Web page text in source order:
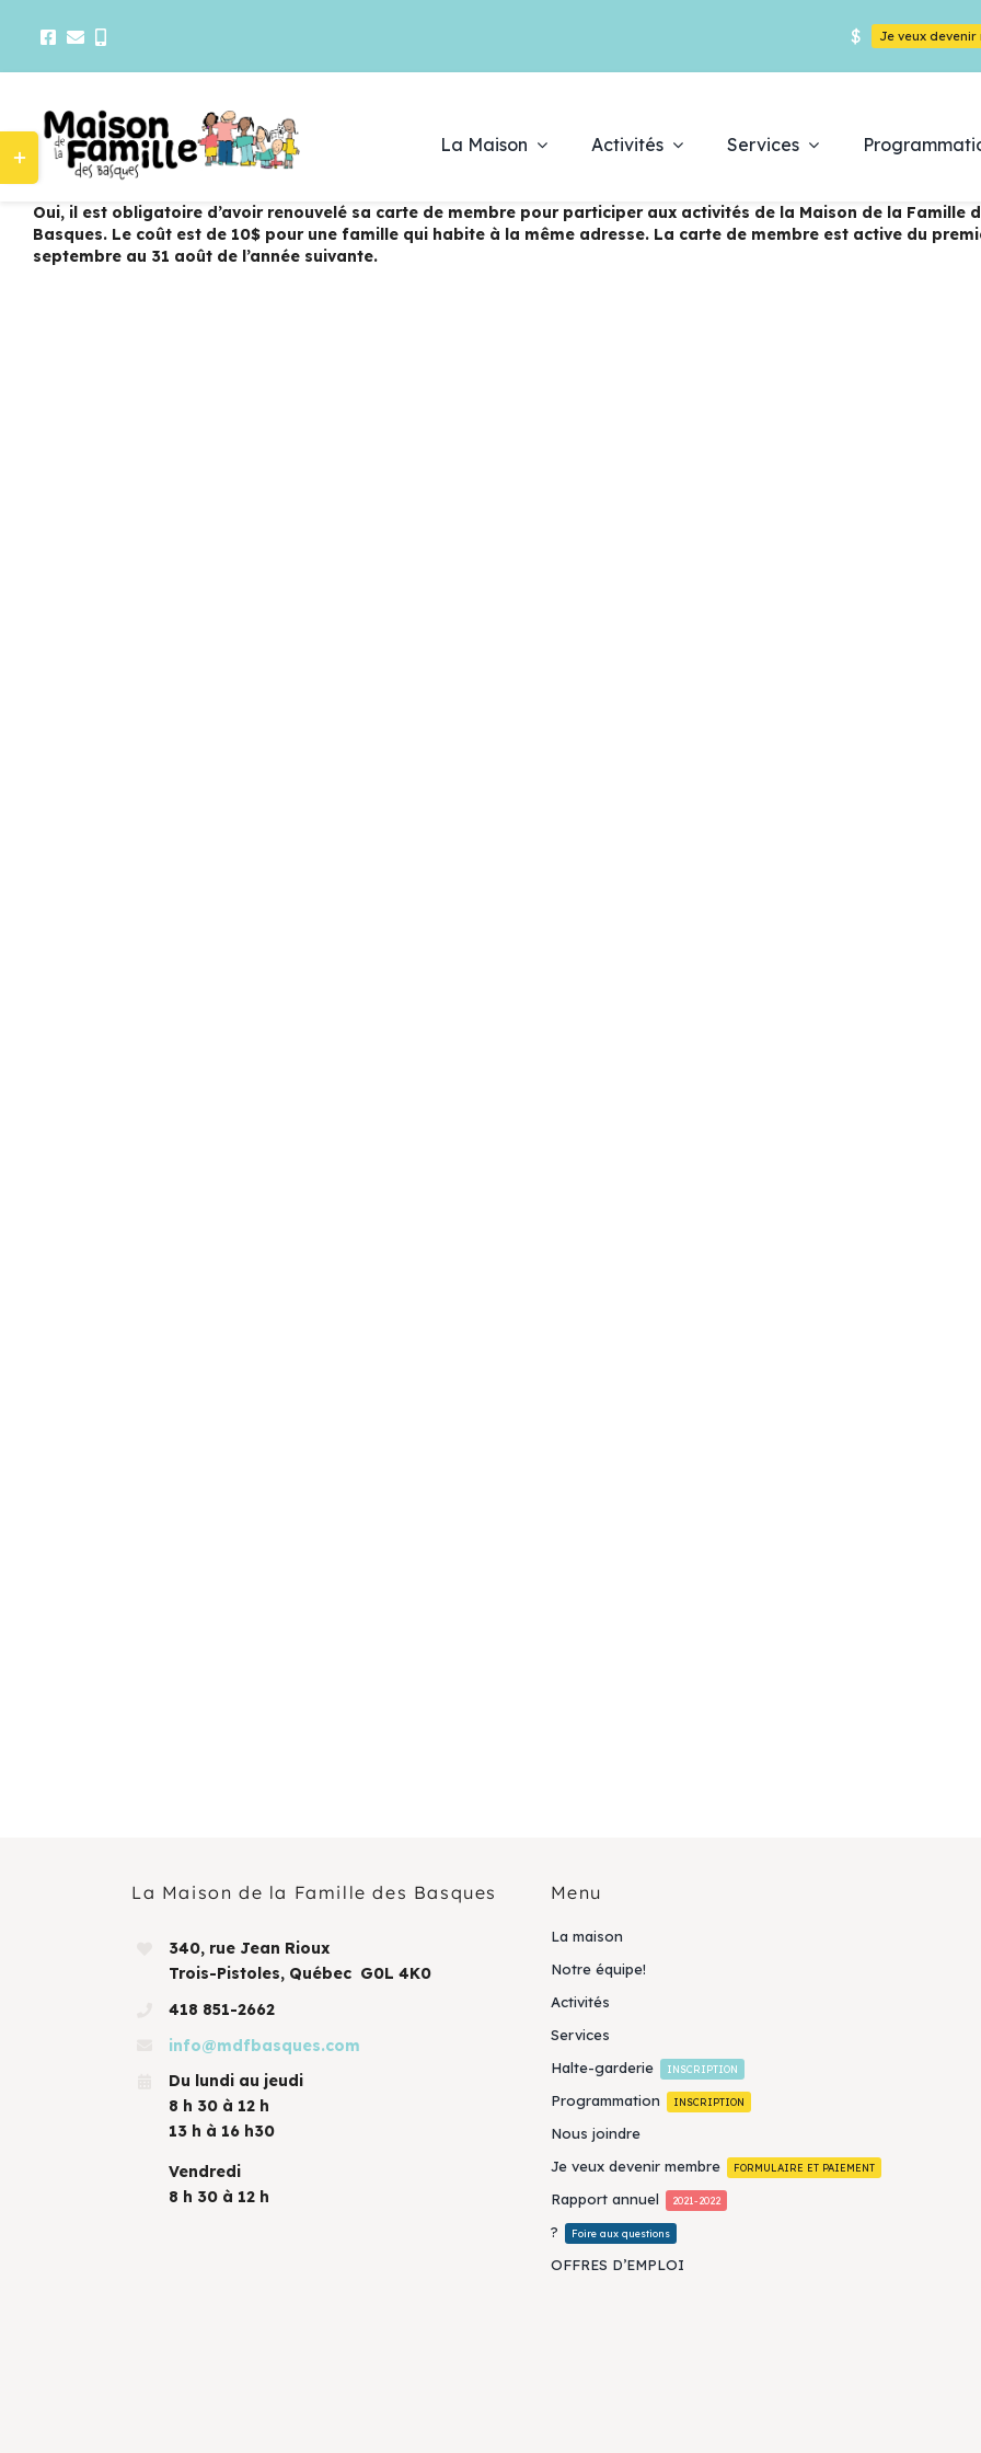
$ Je veux devenir
La Maison Activités Services
AOÛT
Oui, il est obligatoire d’avoir renouvelé sa carte de membre pour participer aux activités de la Maison de la Famille
Basques. Le coût est de 10$ pour une famille qui habite à la même adresse. La carte de membre est active du
septembre au 31 août de l’année suivante.
La Maison de la Famille des Basques
340, rue Jean Rioux
Trois-Pistoles, Québec G0L 4K0
418 851-2662
info@mdfbasques.com
Du lundi au jeudi
8 h 30 à 12 h
13 h à 16 h30
Vendredi
8 h 30 à 12 h
Menu
La maison
Notre équipe!
Activités
Services
Halte-garderie
INSCRIPTION
Programmation INSCRIPTION
Nous joindre
Je veux devenir membre
FORMULAIRE ET PAIEMENT
Rapport annuel 2021-2022
? Foire aux questions
OFFRES D’EMPLOI
Bascule
de
la